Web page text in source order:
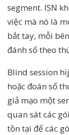
segment. ISN
việc mà nó là
bắt tay, mỗi
đánh số theo
Blind session
hoặc đoán số
giả mạo một
quan sát các
tồn tại để các